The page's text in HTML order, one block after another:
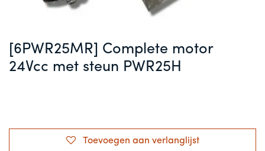
[6PWR25MR] Complete motor
24Vcc met steun PWR25H
Toevoegen aan verlanglijst